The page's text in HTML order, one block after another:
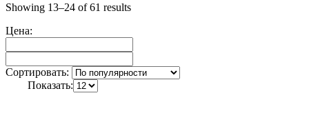
Showing 13–24 of 61 results
Цена:
Сортировать:
Показать: